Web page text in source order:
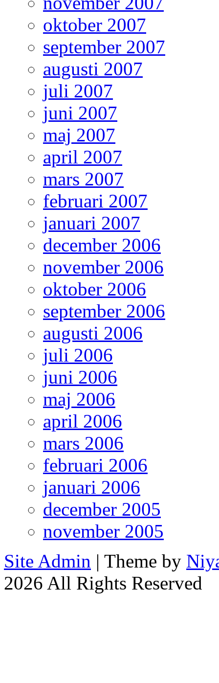
oktober 2007
september 2007
augusti 2007
juli 2007
juni 2007
maj 2007
april 2007
mars 2007
februari 2007
januari 2007
december 2006
november 2006
oktober 2006
september 2006
augusti 2006
juli 2006
juni 2006
maj 2006
april 2006
mars 2006
februari 2006
januari 2006
december 2005
november 2005
Site Admin | Theme by
2026 All Rights Reserved